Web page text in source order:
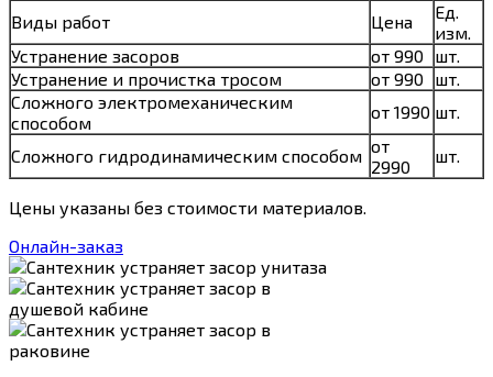
Виды работ Цена
Ед.
изм.
Устранение засоров
от 990 шт.
Устранение и прочистка тросом
от 990 шт.
Сложного электромеханическим
способом
от 1990 шт.
Сложного гидродинамическим способом от
2990
шт.
Цены указаны без стоимости материалов.
Онлайн-заказ